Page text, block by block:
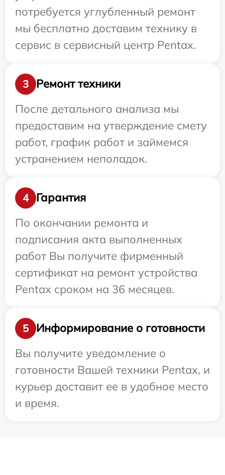
потребуется углубленный ремонт
мы бесплатно доставим технику в
сервис в сервисный центр Pentax.
3
Ремонт техники
После детального анализа мы
предоставим на утверждение смету
работ, график работ и займемся
устранением неполадок.
4
Гарантия
По окончании ремонта и
подписания акта выполненных
работ Вы получите фирменный
сертификат на ремонт устройства
Pentax сроком на 36 месяцев.
5
Информирование о готовности
Вы получите уведомление о
готовности Вашей техники Pentax, и
курьер доставит ее в удобное место
и время.